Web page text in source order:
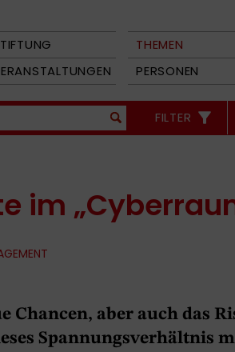
THEMEN
PERSONEN
FILTER
im
Chancen, aber auch das
Spannungsverhältnis